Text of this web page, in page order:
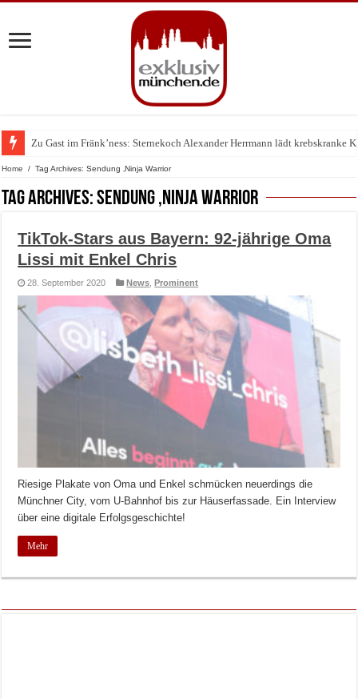
Zu Gast im Fränk’ness: Sternekoch Alexander Herrmann lädt krebskranke
Warum München gerade zum Treffpunkt der Lingerie-Branche wurde
Home / Tag Archives: Sendung ‚Ninja Warrior
Tag Archives:Sendung ‚Ninja Warrior
TikTok-Stars aus Bayern: 92-jährige Oma
Lissi mit Enkel Chris
28. September 2020 News ,Prominent
Riesige Plakate von Oma und Enkel schmücken neuerdings die
Münchner City, vom U-Bahnhof bis zur Häuserfassade. Ein Interview
über eine digitale Erfolgsgeschichte!
Mehr